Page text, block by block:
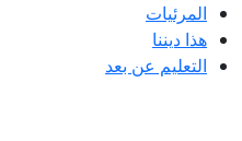
المرئيات
هذا ديننا
التعليم عن بعد